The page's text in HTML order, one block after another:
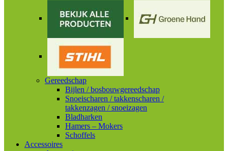
Gereedschap
Bijlen / bosbouwgereedschap
Snoeischaren / takkenscharen /
takkenzagen / snoeizagen
Bladharken
Hamers – Mokers
Schoffels
Accessoires